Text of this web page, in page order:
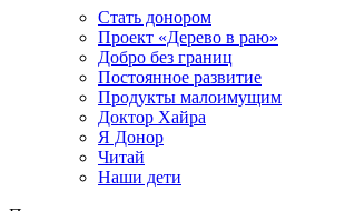
Стать донором
Проект «Дерево в раю»
Добро без границ
Постоянное развитие
Продукты малоимущим
Доктор Хайра
Я Донор
Читай
Наши дети